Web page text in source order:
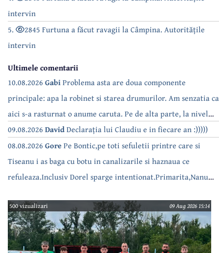
intervin
5.
2845 Furtuna a făcut ravagii la Câmpina. Autoritățile
intervin
Ultimele comentarii
10.08.2026 GabiProblema asta are doua componente
principale: apa la robinet si starea drumurilor. Am senzatia ca
aici s-a rasturnat o anume caruta. Pe de alta parte, la nivel
national, serialul asta deja a difuzat episoadele 'fara apa' si
'fara energie'. Banuiesc ca urmeaza episodul 'fara hrana'.
09.08.2026 DavidDeclarația lui Claudiu e in fiecare an :)))))
08.08.2026 GorePe Bontic,pe toti sefuletii printre care si
Tiseanu i as baga cu botu in canalizarile si haznaua ce
refuleaza.Inclusiv Dorel sparge intentionat.Primarita,Nanu
500 vizualizari 09 Aug 2026 15:14